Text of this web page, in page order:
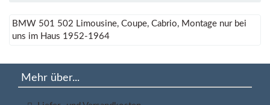
BMW 501 502 Limousine, Coupe, Cabrio, Montage nur bei
uns im Haus 1952-1964
Mehr über...